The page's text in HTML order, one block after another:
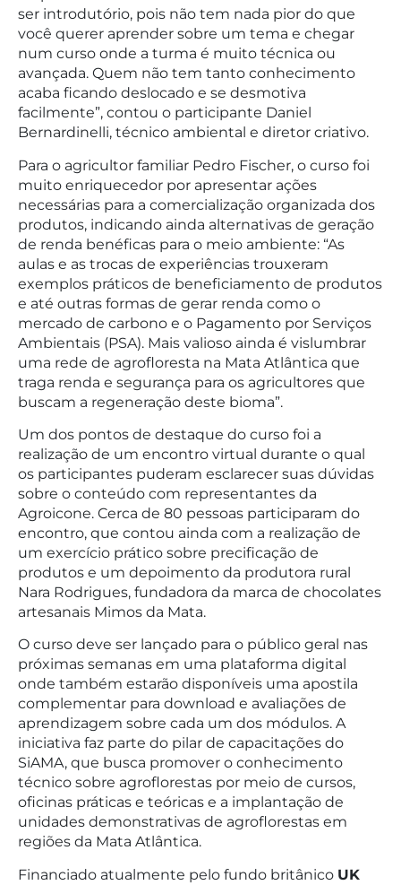
ser introdutório, pois não tem nada pior do que
você querer aprender sobre um tema e chegar
num curso onde a turma é muito técnica ou
avançada. Quem não tem tanto conhecimento
acaba ficando deslocado e se desmotiva
facilmente”, contou o participante Daniel
Bernardinelli, técnico ambiental e diretor criativo.
Para o agricultor familiar Pedro Fischer, o curso foi
muito enriquecedor por apresentar ações
necessárias para a comercialização organizada dos
produtos, indicando ainda alternativas de geração
de renda benéficas para o meio ambiente: “As
aulas e as trocas de experiências trouxeram
exemplos práticos de beneficiamento de produtos
e até outras formas de gerar renda como o
mercado de carbono e o Pagamento por Serviços
Ambientais (PSA). Mais valioso ainda é vislumbrar
uma rede de agrofloresta na Mata Atlântica que
traga renda e segurança para os agricultores que
buscam a regeneração deste bioma”.
Um dos pontos de destaque do curso foi a
realização de um encontro virtual durante o qual
os participantes puderam esclarecer suas dúvidas
sobre o conteúdo com representantes da
Agroicone. Cerca de 80 pessoas participaram do
encontro, que contou ainda com a realização de
um exercício prático sobre precificação de
produtos e um depoimento da produtora rural
Nara Rodrigues, fundadora da marca de chocolates
artesanais Mimos da Mata.
O curso deve ser lançado para o público geral nas
próximas semanas em uma plataforma digital
onde também estarão disponíveis uma apostila
complementar para download e avaliações de
aprendizagem sobre cada um dos módulos. A
iniciativa faz parte do pilar de capacitações do
SiAMA, que busca promover o conhecimento
técnico sobre agroflorestas por meio de cursos,
oficinas práticas e teóricas e a implantação de
unidades demonstrativas de agroflorestas em
regiões da Mata Atlântica.
Financiado atualmente pelo fundo britânico UK